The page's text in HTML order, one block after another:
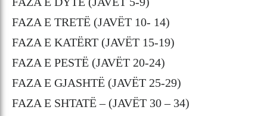
FAZA E TRETË (JAVËT 10- 14)
FAZA E KATËRT (JAVËT 15-19)
FAZA E PESTË (JAVËT 20-24)
FAZA E GJASHTË (JAVËT 25-29)
FAZA E SHTATË – (JAVËT 30 – 34)